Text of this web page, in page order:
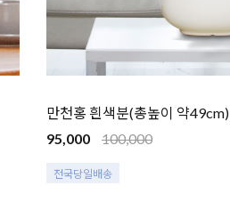
만천홍 흰색분(총높이 약49cm)
95,000
100,000
전국당일배송